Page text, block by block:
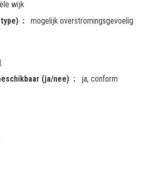
wijk
mogelijk overstromingsgevoelig
(ja/nee) ja, conform